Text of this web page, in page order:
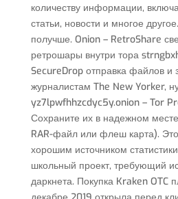
количеству информации,
статьи, новости и многое
получше. Onion – RetroShare
ретрошары внутри тора
SecureDrop отправка файлов и
журналистам The New Yorker,
yz7lpwfhhzcdyc5y.onion – Tor
Сохраните их в надежном
RAR-файл или флеш карта).
хорошим источником
школьный проект, требующий
даркнета. Покупка Kraken OTC